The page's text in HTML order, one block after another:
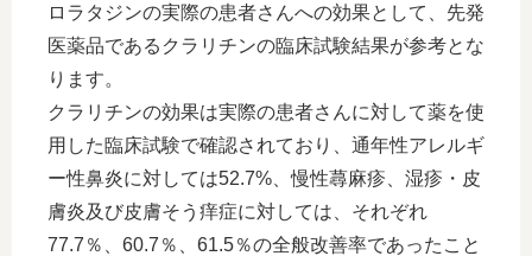
ロラタジンの実際の患者さんへの効果として、先発
医薬品であるクラリチンの臨床試験結果が参考とな
ります。
クラリチンの効果は実際の患者さんに対して薬を使
用した臨床試験で確認されており、通年性アレルギ
ー性鼻炎に対しては52.7%、慢性蕁麻疹、湿疹・皮
膚炎及び皮膚そう痒症に対しては、それぞれ
77.7％、60.7％、61.5％の全般改善率であったこと